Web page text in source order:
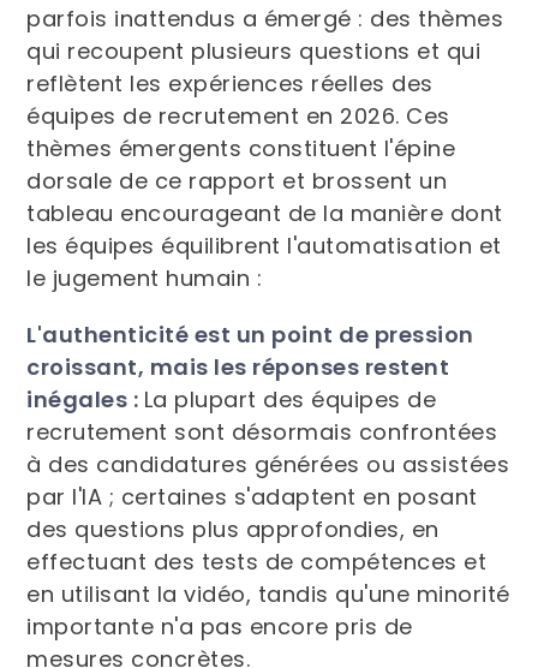
parfois inattendus a émergé : des thèmes
qui recoupent plusieurs questions et qui
reflètent les expériences réelles des
équipes de recrutement en 2026. Ces
thèmes émergents constituent l'épine
dorsale de ce rapport et brossent un
tableau encourageant de la manière dont
les équipes équilibrent l'automatisation et
le jugement humain :
L'authenticité est un point de pression
croissant, mais les réponses restent
inégales : La plupart des équipes de
recrutement sont désormais confrontées
à des candidatures générées ou assistées
par l'IA ; certaines s'adaptent en posant
des questions plus approfondies, en
effectuant des tests de compétences et
en utilisant la vidéo, tandis qu'une minorité
importante n'a pas encore pris de
mesures concrètes.